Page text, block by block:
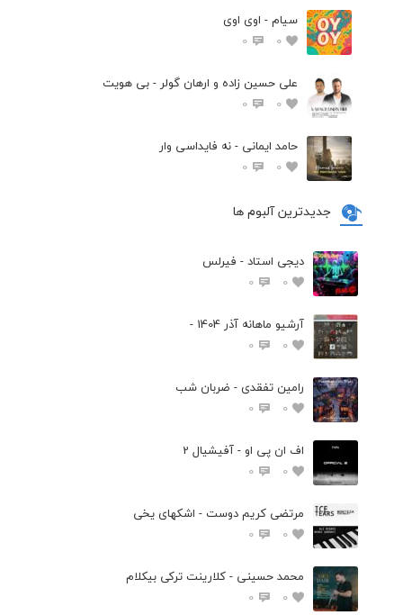
سیام - اوی اوی
0
0
علی حسین زاده و ارهان گولر - بی هویت
0
0
حامد ایمانی - نه فایداسی وار
0
0
جدیدترین آلبوم ها
دیجی استاد - فیرلس
0
0
آرشیو ماهانه آذر 1404 -
0
0
رامین تفقدی - ضربان شب
0
0
اف ان پی او - آفیشیال 2
0
0
مرتضی کریم دوست - اشکهای یخی
0
0
محمد حسینی - کلارینت ترکی بیکلام
0
0